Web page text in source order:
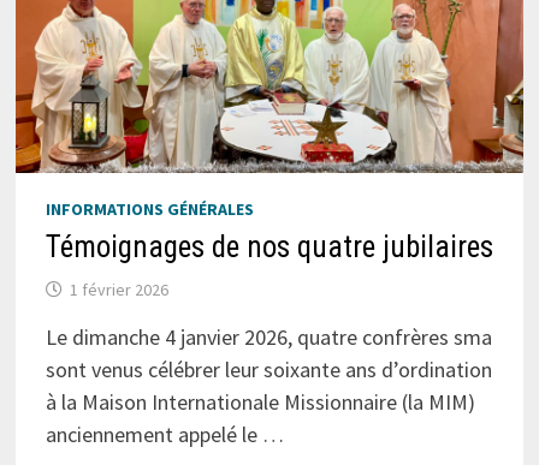
INFORMATIONS GÉNÉRALES
Témoignages de nos quatre jubilaires
1 février 2026
Le dimanche 4 janvier 2026, quatre confrères sma
sont venus célébrer leur soixante ans d’ordination
à la Maison Internationale Missionnaire (la MIM)
anciennement appelé le …